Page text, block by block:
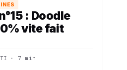
: Doodle
vite fait
· 7 min